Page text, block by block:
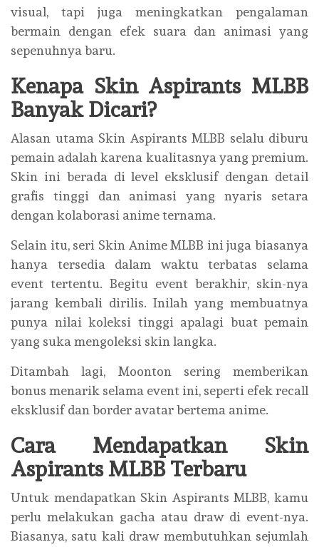
visual, tapi juga meningkatkan pengalaman
bermain dengan efek suara dan animasi yang
sepenuhnya baru.
Kenapa Skin Aspirants MLBB
Banyak Dicari?
Alasan utama Skin Aspirants MLBB selalu diburu
pemain adalah karena kualitasnya yang premium.
Skin ini berada di level eksklusif dengan detail
grafis tinggi dan animasi yang nyaris setara
dengan kolaborasi anime ternama.
Selain itu, seri Skin Anime MLBB ini juga biasanya
hanya tersedia dalam waktu terbatas selama
event tertentu. Begitu event berakhir, skin-nya
jarang kembali dirilis. Inilah yang membuatnya
punya nilai koleksi tinggi apalagi buat pemain
yang suka mengoleksi skin langka.
Ditambah lagi, Moonton sering memberikan
bonus menarik selama event ini, seperti efek recall
eksklusif dan border avatar bertema anime.
Cara Mendapatkan Skin
Aspirants MLBB Terbaru
Untuk mendapatkan Skin Aspirants MLBB, kamu
perlu melakukan gacha atau draw di event-nya.
Biasanya, satu kali draw membutuhkan sejumlah